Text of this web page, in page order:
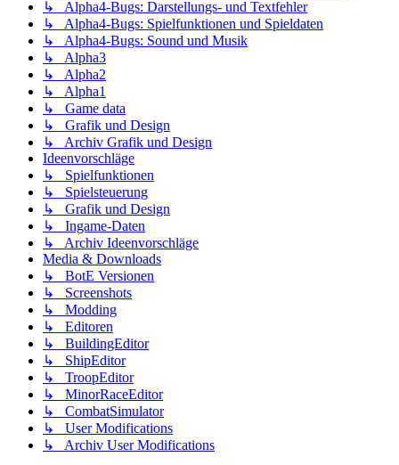
↳ Alpha4-Bugs: Darstellungs- und Textfehler
↳ Alpha4-Bugs: Spielfunktionen und Spieldaten
↳ Alpha4-Bugs: Sound und Musik
↳ Alpha3
↳ Alpha2
↳ Alpha1
↳ Game data
↳ Grafik und Design
↳ Archiv Grafik und Design
Ideenvorschläge
↳ Spielfunktionen
↳ Spielsteuerung
↳ Grafik und Design
↳ Ingame-Daten
↳ Archiv Ideenvorschläge
Media & Downloads
↳ BotE Versionen
↳ Screenshots
↳ Modding
↳ Editoren
↳ BuildingEditor
↳ ShipEditor
↳ TroopEditor
↳ MinorRaceEditor
↳ CombatSimulator
↳ User Modifications
↳ Archiv User Modifications